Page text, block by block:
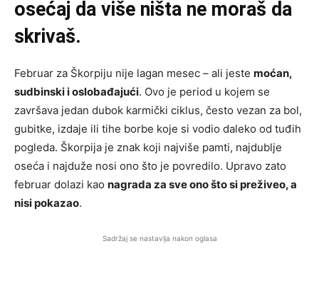
osećaj da više ništa ne moraš da
skrivaš.
Februar za Škorpiju nije lagan mesec – ali jeste moćan,
sudbinski i oslobađajući. Ovo je period u kojem se
završava jedan dubok karmički ciklus, često vezan za bol,
gubitke, izdaje ili tihe borbe koje si vodio daleko od tuđih
pogleda. Škorpija je znak koji najviše pamti, najdublje
oseća i najduže nosi ono što je povredilo. Upravo zato
februar dolazi kao nagrada za sve ono što si preživeo, a
nisi pokazao.
Sadržaj se nastavlja nakon oglasa